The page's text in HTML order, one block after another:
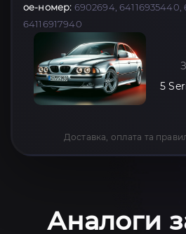
oe-номер: 6902694, 64116935440,
64116917940
5
Доставка, оплата та
Аналоги